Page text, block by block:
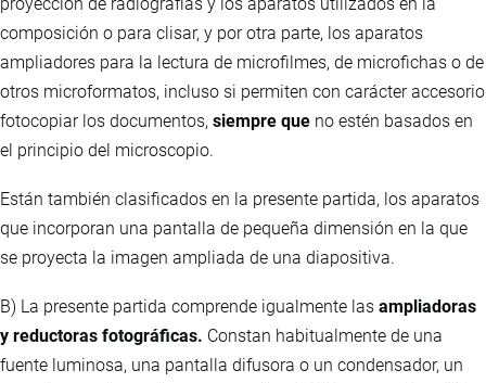
proyección de radiografías y los aparatos utilizados en la
composición o para clisar, y por otra parte, los aparatos
ampliadores para la lectura de microfilmes, de microfichas o de
otros microformatos, incluso si permiten con carácter accesorio
fotocopiar los documentos, siempre que no estén basados en
el principio del microscopio.
Están también clasificados en la presente partida, los aparatos
que incorporan una pantalla de pequeña dimensión en la que
se proyecta la imagen ampliada de una diapositiva.
B) La presente partida comprende igualmente las ampliadoras
y reductoras fotográficas. Constan habitualmente de una
fuente luminosa, una pantalla difusora o un condensador, un